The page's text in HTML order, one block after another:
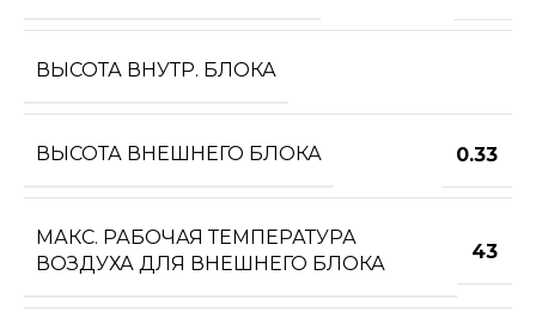
ВЫСОТА ВНУТР. БЛОКА
ВЫСОТА ВНЕШНЕГО БЛОКА 0.33
МАКС. РАБОЧАЯ ТЕМПЕРАТУРА
ВОЗДУХА ДЛЯ ВНЕШНЕГО БЛОКА
43